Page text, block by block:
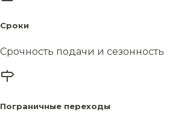
Сроки
Срочность подачи и сезонность
Пограничные переходы